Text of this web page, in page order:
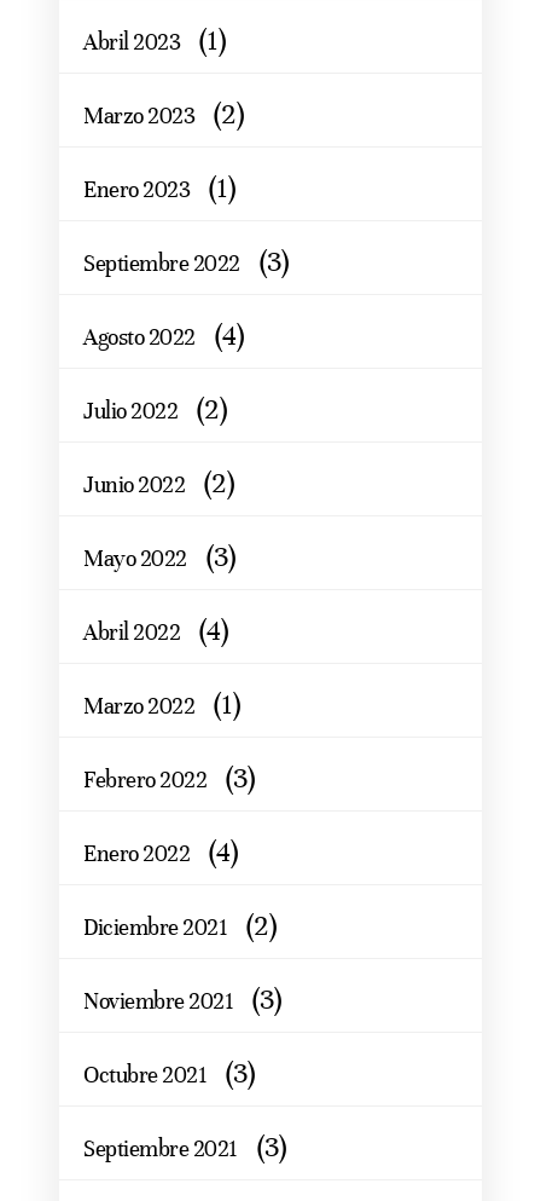
Abril 2023 (1)
Marzo 2023 (2)
Enero 2023 (1)
Septiembre 2022 (3)
Agosto 2022 (4)
Julio 2022 (2)
Junio 2022 (2)
Mayo 2022 (3)
Abril 2022 (4)
Marzo 2022 (1)
Febrero 2022 (3)
Enero 2022 (4)
Diciembre 2021 (2)
Noviembre 2021 (3)
Octubre 2021 (3)
Septiembre 2021 (3)